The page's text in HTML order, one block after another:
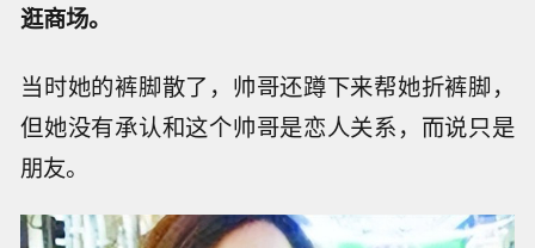
逛商场。
当时她的裤脚散了，帅哥还蹲下来帮她折裤脚，
但她没有承认和这个帅哥是恋人关系，而说只是
朋友。